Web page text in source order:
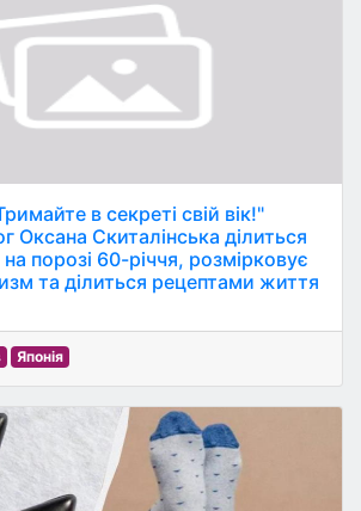
в секреті свій вік!"
Оксана Скиталінська ділиться
порозі 60-річчя, розмірковує
та ділиться рецептами життя
Японія